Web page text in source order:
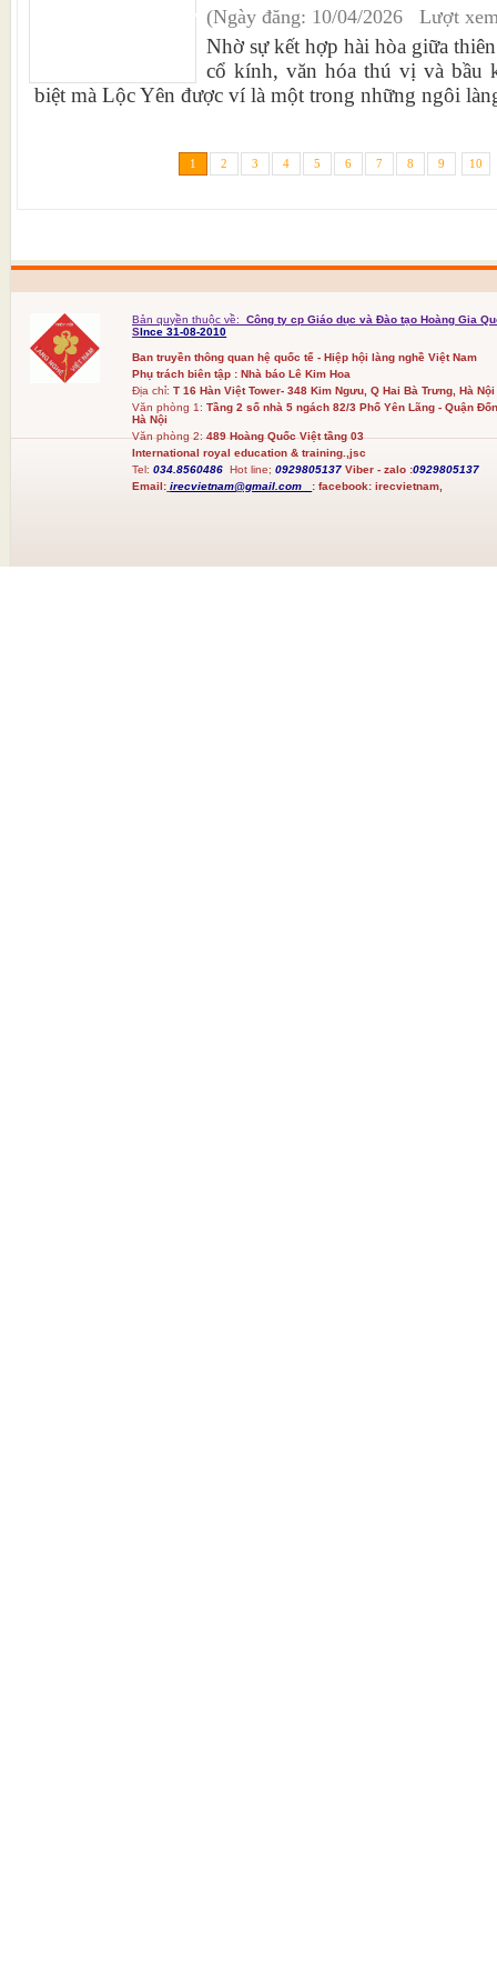
(Ngày đăng: 10/04/2026 Lượt
Nhờ sự kết hợp hài hòa giữa
cổ kính, văn hóa thú vị và bầu
biệt mà Lộc Yên được ví là một trong những ngôi
1 2 3 4 5 6 7 8 9 10
Bản quyền thuộc về:
Công ty cp Giáo dục và Đào tạo Hoàng Gia
SInce 31-08-2010
Ban truyền thông quan hệ quốc tế - Hiệp hội làng nghề Việt Nam
Phụ trách biên tập : Nhà báo Lê Kim Hoa
Địa chỉ: T 16 Hàn Việt Tower- 348 Kim Ngưu, Q Hai Bà Trưng, Hà Nội
Văn phòng 1:Tầng 2 số nhà 5 ngách 82/3 Phố Yên Lãng - Quận
Hà Nội
Văn phòng 2:489 Hoàng Quốc Việt tầng 03
International royal education & training.,jsc
Tel:034.8560486Hot line; 0929805137 Viber - zalo :0929805137
Email: irecvietnam@gmail.com :facebook: irecvietnam,